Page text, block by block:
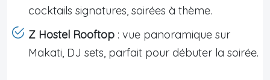
cocktails signatures, soirées à thème.
Z Hostel Rooftop : vue panoramique sur
Makati, DJ sets, parfait pour débuter la soirée.